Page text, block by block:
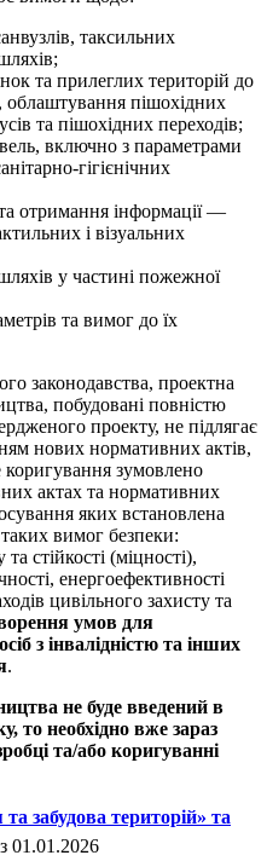
таксильних
та прилеглих територій до
облаштування пішохідних
та пішохідних переходів;
включно з параметрами
гігієнічних
та отримання інформації —
і візуальних
у частині пожежної
та вимог до їх
законодавства, проектна
побудовані повністю
проекту, не підлягає
нових нормативних актів,
коригування зумовлено
актах та нормативних
яких встановлена
вимог безпеки:
стійкості (міцності),
енергоефективності
цивільного захисту та
умов для
з інвалідністю та інших
.
не буде введений в
то необхідно вже зараз
та/або коригуванні
забудова територій» та
01.01.2026